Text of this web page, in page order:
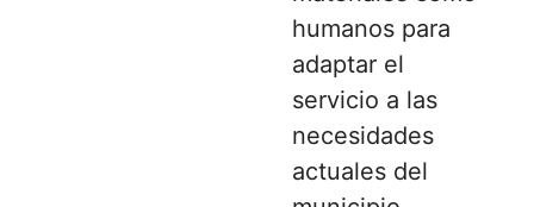
humanos para
adaptar el
servicio a las
necesidades
actuales del